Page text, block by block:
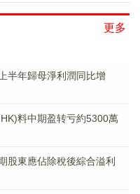
更多
半年歸母淨利潤同比增
料中期盈转亏約5300萬
股東應佔除稅後綜合溢利